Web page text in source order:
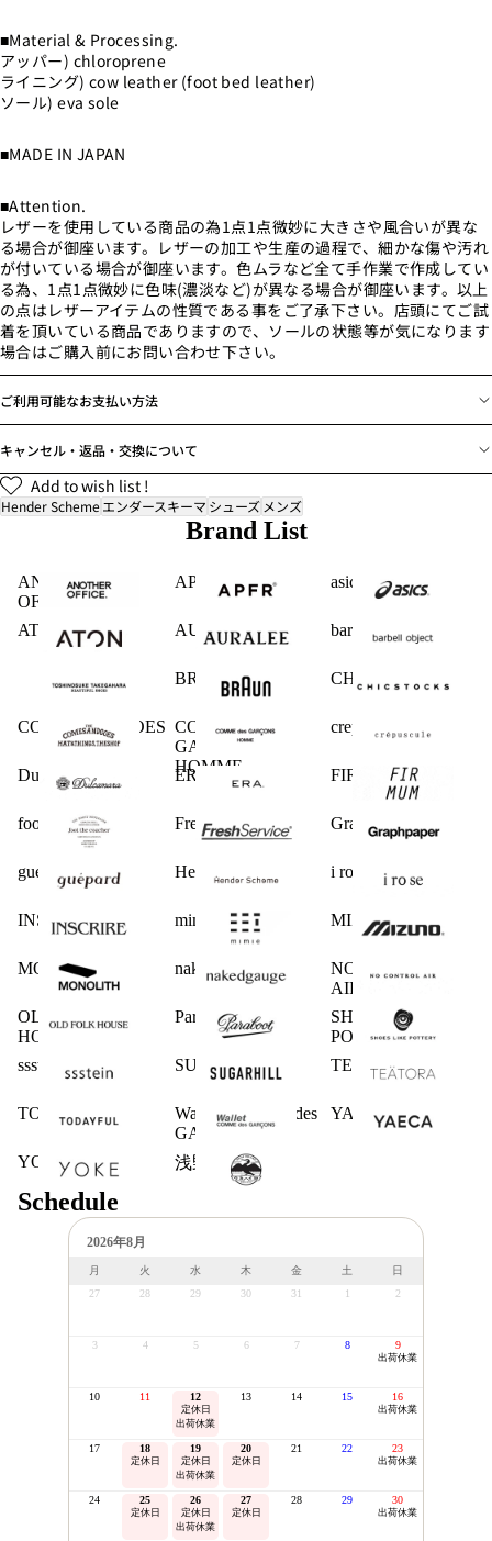
■Material & Processing.
アッパー) chloroprene
ライニング) cow leather (foot bed leather)
ソール) eva sole
■MADE IN JAPAN
■Attention.
レザーを使用している商品の為1点1点微妙に大きさや風合いが異な
る場合が御座います。レザーの加工や生産の過程で、細かな傷や汚れ
が付いている場合が御座います。色ムラなど全て手作業で作成してい
る為、1点1点微妙に色味(濃淡など)が異なる場合が御座います。以上
の点はレザーアイテムの性質である事をご了承下さい。店頭にてご試
着を頂いている商品でありますので、ソールの状態等が気になります
場合はご購入前にお問い合わせ下さい。
ご利用可能なお支払い方法
キャンセル・返品・交換について
Add to wish list !
Hender Schemeエンダースキーマ シューズ メンズ
Brand List
ANOTHER
OFFICE
APFR asics
ATON AURALEE barbell object
BRAUN CHICSTOCKS
COMESANDGOES COMME des
GARCONS
HOMME
crepuscule
Dulcamara ERA. FIRMUM
foot the coacher FreshService Graphpaper
guepard Hender Scheme i ro se
INSCRIRE mimie MIZUNO
MONOLITH nakedgauge
NO CONTROL
AIR
OLD FOLK
HOUSE
Paraboot
SHOES LIKE
POTTERY
ssstein
SUGARHILL TEATORA
TODAYFUL
Wallet COMME des
GARCONS
YAECA
YOKE 浅野商店
Schedule
2026年8月
月 火 水 木 金 土
日
27
28 29 30 31 1 2
3 4 5 6 7 8 9
出荷休業
10 11 12
定休日
出荷休業
13 14 15 16
出荷休業
17 18
定休日
19
定休日
出荷休業
20
定休日
21 22 23
出荷休業
24 25
定休日
26
定休日
出荷休業
27
定休日
28 29 30
出荷休業